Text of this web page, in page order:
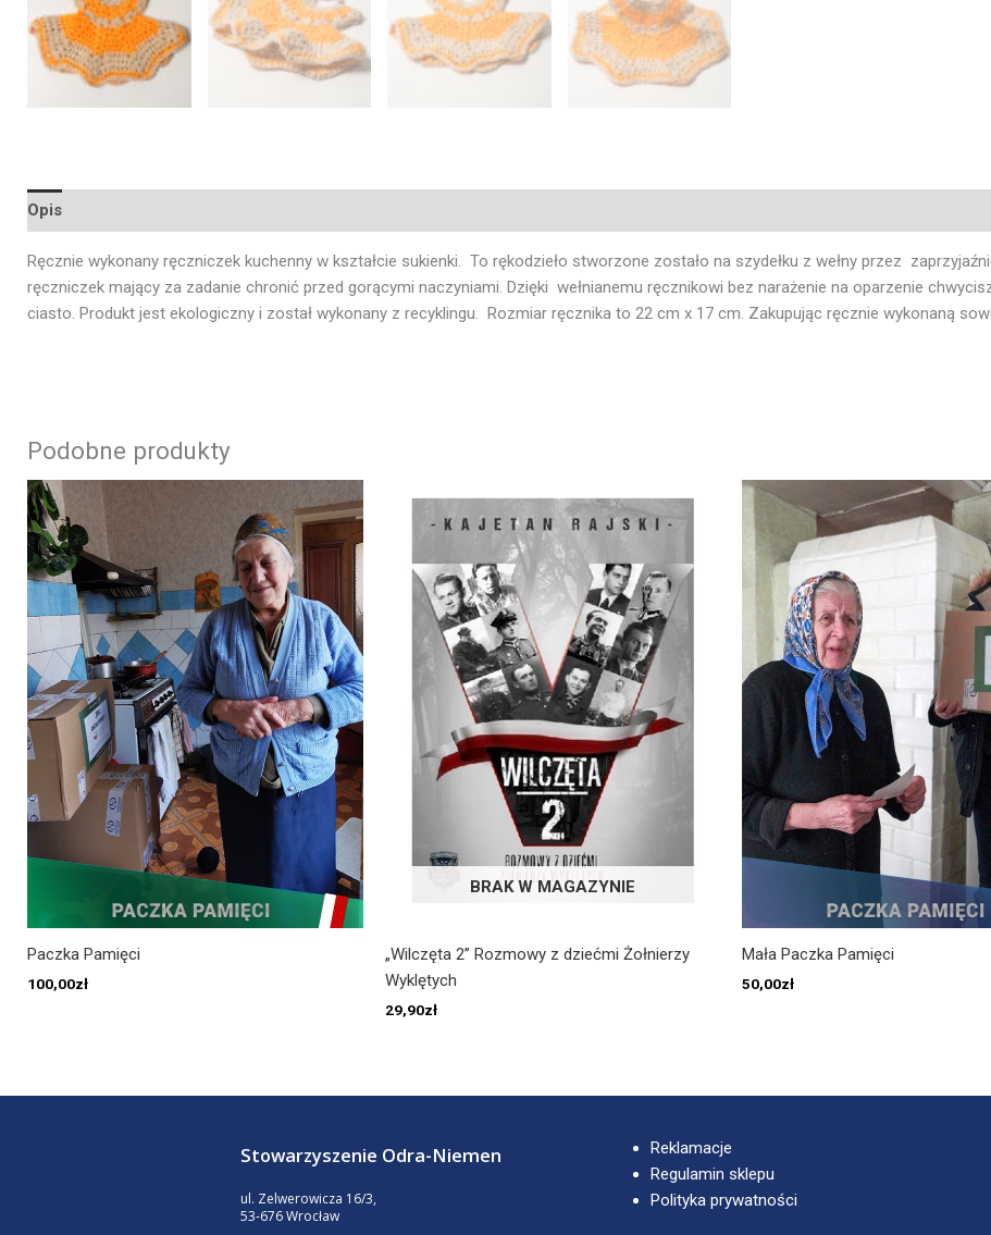
Opis
Ręcznie wykonany ręczniczek kuchenny w kształcie sukienki. To rękodzieło stworzone zostało na szydełku z wełny przez
ręczniczek mający za zadanie chronić przed gorącymi naczyniami. Dzięki wełnianemu ręcznikowi bez narażenie na oparzenie
ciasto. Produkt jest ekologiczny i został wykonany z recyklingu. Rozmiar ręcznika to 22 cm x 17 cm. Zakupując ręcznie wykonaną
Podobne produkty
Paczka Pamięci
100,00zł
BRAK W MAGAZYNIE
„Wilczęta 2” Rozmowy z dziećmi Żołnierzy
Wyklętych
29,90zł
Mała Paczka Pamięci
50,00zł
Stowarzyszenie Odra-Niemen
ul. Zelwerowicza 16/3,
53-676 Wrocław
Reklamacje
Regulamin sklepu
Polityka prywatności